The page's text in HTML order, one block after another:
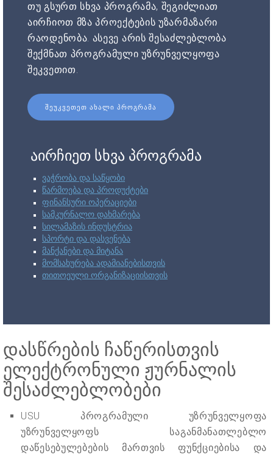
თუ გსურთ სხვა პროგრამა, შეგიძლიათ
აირჩიოთ მზა პროექტების უზარმაზარი
რაოდენობა. ასევე არის შესაძლებლობა
შექმნათ პროგრამული უზრუნველყოფა
შეკვეთით.
ᲨᲔᲣᲙᲕᲔᲗᲔᲗ ᲐᲮᲐᲚᲘ ᲞᲠᲝᲒᲠᲐᲛᲐ
აირჩიეთ სხვა პროგრამა
ვაჭრობა და საწყობი
წარმოება და პროდუქტები
ფინანსური ოპერაციები
სამკურნალო დახმარება
სილამაზის ინდუსტრია
სპორტი და დასვენება
მანქანები და მიტანა
მომსახურება ადამიანებისთვის
თითოეული ორგანიზაციისთვის
დასწრების ჩაწერისთვის
ელექტრონული ჟურნალის
შესაძლებლობები
USU პროგრამული უზრუნველყოფა
უზრუნველყოფს საგანმანათლებლო
დაწესებულებების მართვის ფუნქციებისა და